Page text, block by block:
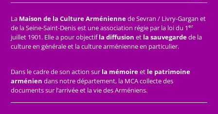
La Maison de la Culture Arméniennede Sevran / Livry-Gargan et
de la Seine-Saint-Denis est une association régie par la loi du 1er
juillet 1901. Elle a pour objectifla diffusion et la sauvegardede la
culture en générale et la culture arménienne en particulier.
Dans le cadre de son action sur la mémoireet le patrimoine
arménien dans notre département, la MCA collecte des
documents sur l’arrivée et la vie des Arméniens.